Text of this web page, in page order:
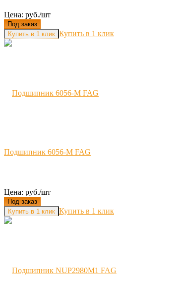
Цена: руб./шт
Под заказ
Купить в 1 клик
Подшипник 6056-M FAG
Цена: руб./шт
Под заказ
Купить в 1 клик